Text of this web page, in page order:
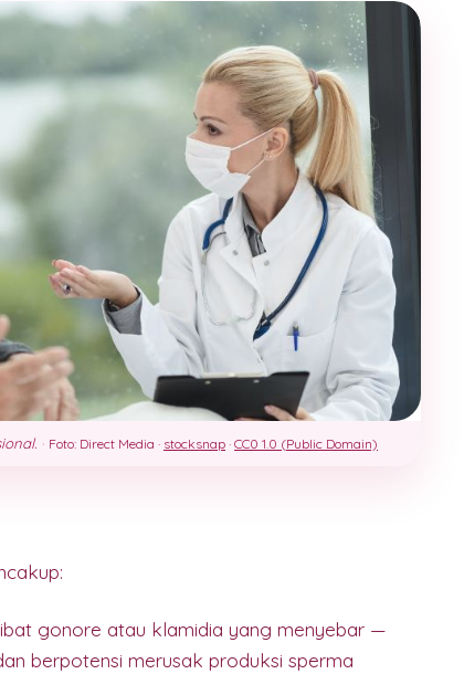
· Foto: Direct Media · stocksnap · CC0 1.0 (Public Domain)
gonore atau klamidia yang menyebar —
berpotensi merusak produksi sperma